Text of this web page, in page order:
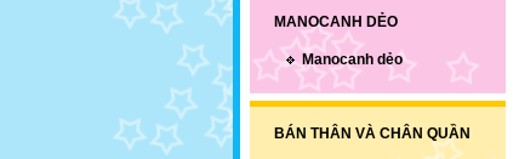
MANOCANH DẺO
Manocanh dẻo
BÁN THÂN VÀ CHÂN QUẦN